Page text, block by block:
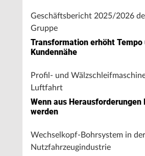
Geschäftsbericht 2025/2026
Gruppe
Transformation erhöht
Kundennähe
Profil- und
Luftfahrt
Wenn aus Herausforderungen
werden
Wechselkopf-Bohrsystem in der
Nutzfahrzeugindustrie